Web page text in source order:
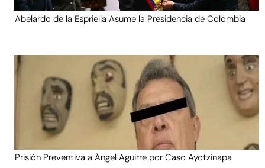
Abelardo de la Espriella Asume la Presidencia de Colombia
Prisión Preventiva a Ángel Aguirre por Caso Ayotzinapa